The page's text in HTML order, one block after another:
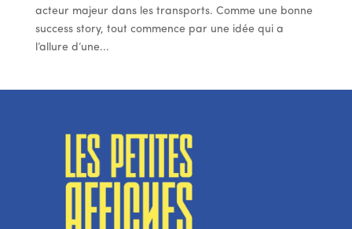
acteur majeur dans les transports. Comme une bonne
success story, tout commence par une idée qui a
l’allure d’une...